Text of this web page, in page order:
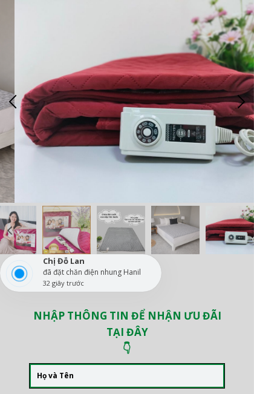
NHẬP THÔNG TIN ĐỂ NHẬN ƯU ĐÃI
TẠI ĐÂY
👇
Chị Đỗ Lan
đã đặt chăn điện nhung Hanil
32 giây trước